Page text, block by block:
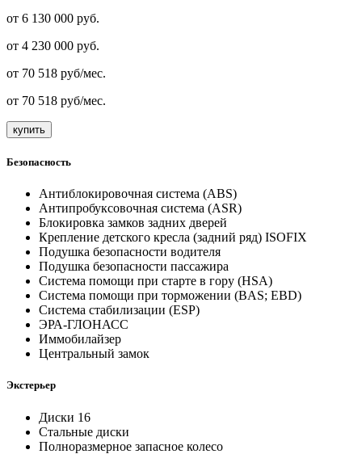
от 6 130 000 руб.
от 4 230 000 руб.
от 70 518 руб/мес.
от 70 518 руб/мес.
купить
Безопасность
Антиблокировочная система (ABS)
Антипробуксовочная система (ASR)
Блокировка замков задних дверей
Крепление детского кресла (задний ряд) ISOFIX
Подушка безопасности водителя
Подушка безопасности пассажира
Система помощи при старте в гору (HSA)
Система помощи при торможении (BAS; EBD)
Система стабилизации (ESP)
ЭРА-ГЛОНАСС
Иммобилайзер
Центральный замок
Экстерьер
Диски 16
Стальные диски
Полноразмерное запасное колесо